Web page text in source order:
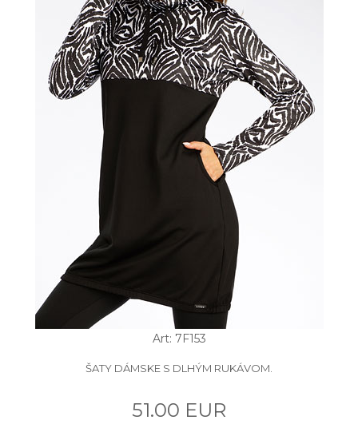
Art: 7F153
ŠATY DÁMSKE S DLHÝM RUKÁVOM.
51.00 EUR